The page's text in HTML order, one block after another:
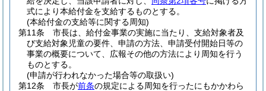
式により本給付金を支給するものとする。
(本給付金の支給等に関する周知)
第11条
市長は、給付金事業の実施に当たり、支給対象者及
び支給対象児童の要件、申請の方法、申請受付開始日等の
事業の概要について、広報その他の方法により周知を行う
ものとする。
(申請が行われなかった場合等の取扱い)
第12条
市長が前条の規定による周知を行ったにもかかわら